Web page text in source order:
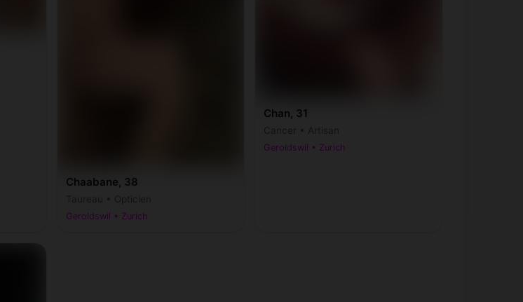
Chaabane, 38
Geroldswil • Zurich
Chan, 31
Geroldswil • Zurich